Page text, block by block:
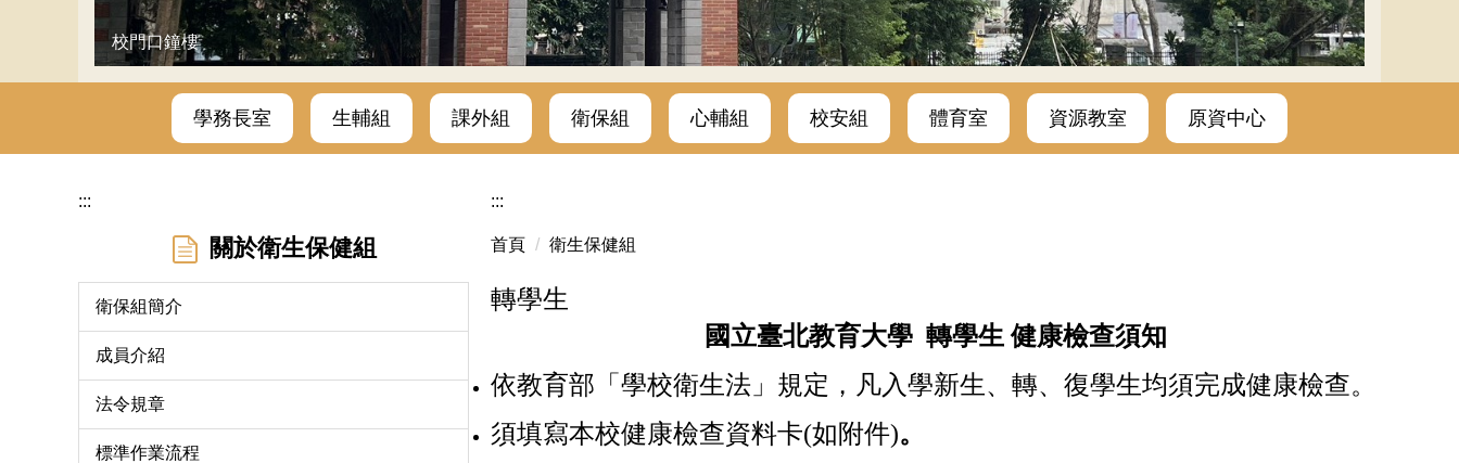
校門口鐘樓
學務長室 生輔組 課外組 衛保組 心輔組 校安組 體育室 資源教室 原資中心
:::
關於衛生保健組
衛保組簡介
成員介紹
法令規章
標準作業流程
:::
首頁 衛生保健組
轉學生
國立臺北教育大學 轉學生 健康檢查須知
依教育部「學校衛生法」規定，凡入學新生、轉、復學生均須完成健康檢查。
須填寫本校健康檢查資料卡(如附件)。